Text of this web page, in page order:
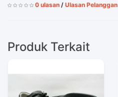
0 ulasan / Ulasan Pelanggan
Produk Terkait